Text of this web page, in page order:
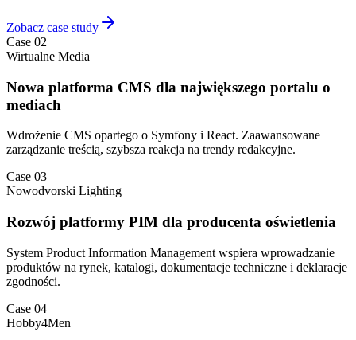
Zobacz case study
Case 02
Wirtualne Media
Nowa platforma CMS dla największego portalu o
mediach
Wdrożenie CMS opartego o Symfony i React. Zaawansowane
zarządzanie treścią, szybsza reakcja na trendy redakcyjne.
Case 03
Nowodvorski Lighting
Rozwój platformy PIM dla producenta oświetlenia
System Product Information Management wspiera wprowadzanie
produktów na rynek, katalogi, dokumentacje techniczne i deklaracje
zgodności.
Case 04
Hobby4Men